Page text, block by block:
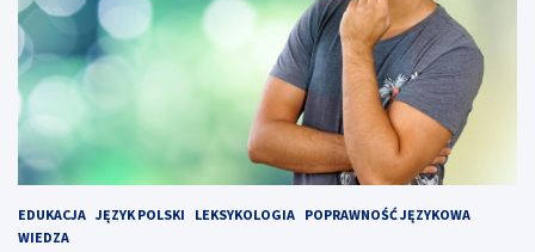
EDUKACJA JĘZYK POLSKI LEKSYKOLOGIA POPRAWNOŚĆ JĘZYKOWA
WIEDZA